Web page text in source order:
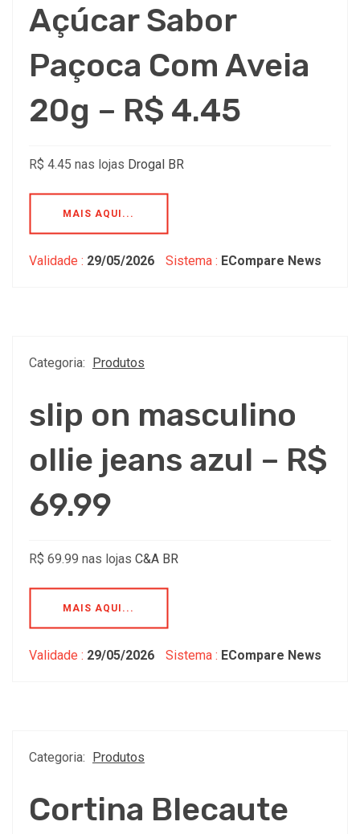
Açúcar Sabor
Paçoca Com Aveia
20g – R$ 4.45
R$ 4.45 nas lojas Drogal BR
MAIS AQUI...
Validade : 29/05/2026 Sistema : ECompare News
Categoria: Produtos
slip on masculino
ollie jeans azul – R$
69.99
R$ 69.99 nas lojas C&A BR
MAIS AQUI...
Validade : 29/05/2026 Sistema : ECompare News
Categoria: Produtos
Cortina Blecaute